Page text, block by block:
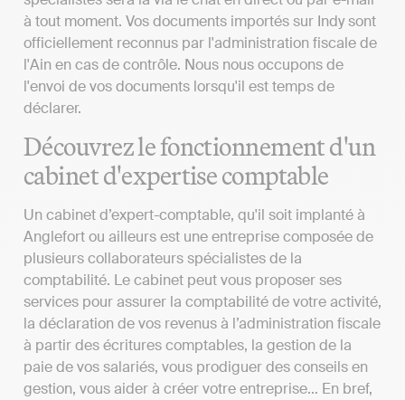
à tout moment. Vos documents importés sur Indy sont
officiellement reconnus par l'administration fiscale de
l'Ain en cas de contrôle. Nous nous occupons de
l'envoi de vos documents lorsqu'il est temps de
déclarer.
Découvrez le fonctionnement d'un
cabinet d'expertise comptable
Un cabinet d’expert-comptable, qu'il soit implanté à
Anglefort ou ailleurs est une entreprise composée de
plusieurs collaborateurs spécialistes de la
comptabilité. Le cabinet peut vous proposer ses
services pour assurer la comptabilité de votre activité,
la déclaration de vos revenus à l’administration fiscale
à partir des écritures comptables, la gestion de la
paie de vos salariés, vous prodiguer des conseils en
gestion, vous aider à créer votre entreprise… En bref,